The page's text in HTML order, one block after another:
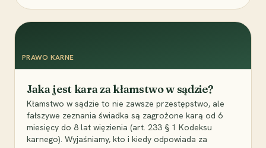
PRAWO KARNE
Jaka jest kara za kłamstwo w sądzie?
Kłamstwo w sądzie to nie zawsze przestępstwo, ale
fałszywe zeznania świadka są zagrożone karą od 6
miesięcy do 8 lat więzienia (art. 233 § 1 Kodeksu
karnego). Wyjaśniamy, kto i kiedy odpowiada za